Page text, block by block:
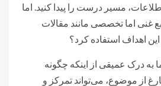
مسیر درست را پیدا کنید. اما
غنی اما تخصصی مانند مقالات
اهداف استفاده کرد؟
به درک عمیقی از اینکه چگونه
از موضوع، می‌تواند تمرکز و